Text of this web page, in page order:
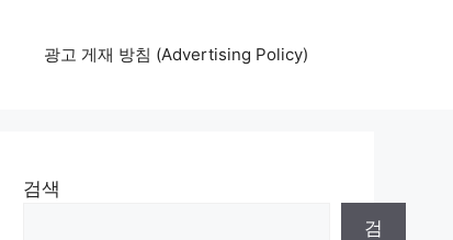
광고 게재 방침 (Advertising Policy)
검색
검